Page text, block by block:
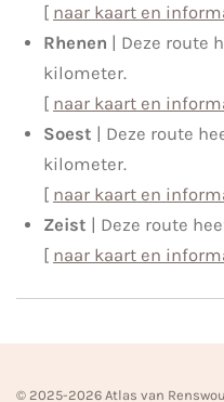
[ naar kaart en
Rhenen | Deze route
kilometer.
[ naar kaart en
Soest | Deze route
kilometer.
[ naar kaart en
Zeist | Deze route
[ naar kaart en
© 2025-2026 Atlas van